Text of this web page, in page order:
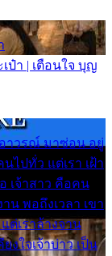
ป๋า | เตือนใจ บุญ
อาวรณ์ มาซ่อน อยู่
ไปทั่ว แต่เรา เฝ้า
เจ้าสาว คือคน
น พอถึงเวลา เขา
ต่เราล้างจาน
งใจเจ้าบ่าว เป็น